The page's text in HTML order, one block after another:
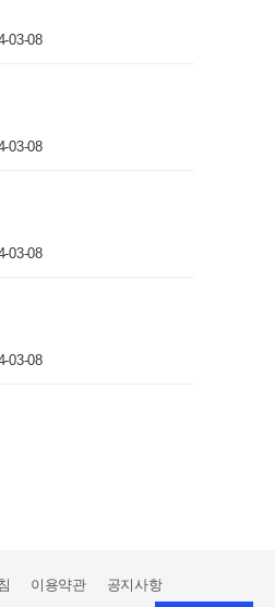
03-08
03-08
03-08
03-08
이용약관 공지사항